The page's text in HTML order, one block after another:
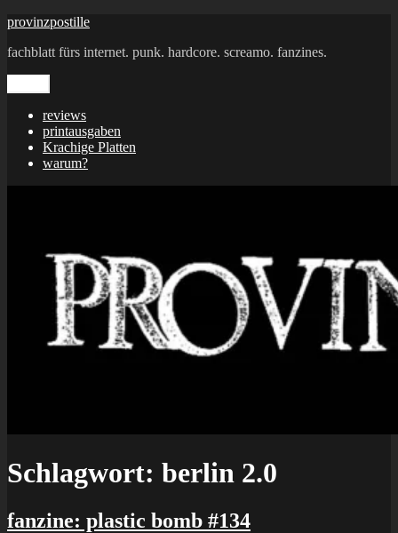
Zum
springen
provinzpostille
fachblatt fürs internet. punk. hardcore. screamo. fanzines.
reviews
printausgaben
Krachige Platten
warum?
Schlagwort: berlin 2.0
fanzine: plastic bomb #134